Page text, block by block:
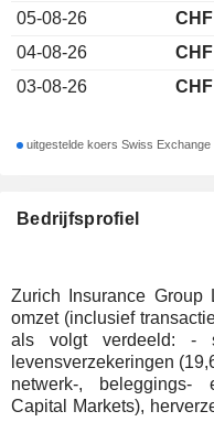
Bedrijfsprofiel
Zurich Insurance Group
omzet (inclusief
als volgt verdeeld: - schadeverzekeringen (76,6%); -
levensverzekeringen (19,6%); - overige (0,2%):
netwerk-, beleggings-
Capital Markets),
05-08-26
04-08-26
03-08-26
uitgestelde koers Swiss Exchange